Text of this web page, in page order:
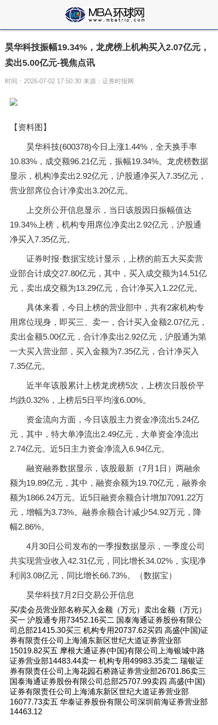
昊华科技振幅19.34%，龙虎榜上机构买入2.07亿元，
卖出5.00亿元-视焦点讯
时间：2026-07-02 17:50:30 来源：证券时报网
【资料图】
昊华科技(600378)今日上涨1.44%，全天换手率
10.83%，成交额96.21亿元，振幅19.34%。龙虎榜数据
显示，机构净卖出2.92亿元，沪股通净买入7.35亿元，
营业部席位合计净卖出3.20亿元。
上交所公开信息显示，当日该股因日振幅值达
19.34%上榜，机构专用席位净卖出2.92亿元，沪股通
净买入7.35亿元。
证券时报·数据宝统计显示，上榜的前五大买卖营
业部合计成交27.80亿元，其中，买入成交额为14.51亿
元，卖出成交额为13.29亿元，合计净买入1.22亿元。
具体来看，今日上榜的营业部中，共有2家机构专
用席位现身，即买三、卖一，合计买入金额2.07亿元，
卖出金额5.00亿元，合计净卖出2.92亿元，沪股通为第
一大买入营业部，买入金额为7.35亿元，合计净买入
7.35亿元。
近半年该股累计上榜龙虎榜5次，上榜次日股价平
均跌0.32%，上榜后5日平均涨6.00%。
资金流向方面，今日该股主力资金净流出5.24亿
元，其中，特大单净流出2.49亿元，大单资金净流出
2.74亿元。近5日主力资金净流入6.94亿元。
融资融券数据显示，该股最新（7月1日）两融余
额为19.89亿元，其中，融资余额为19.70亿元，融券余
额为1866.24万元。近5日融资余额合计增加7091.22万
元，增幅为3.73%。融券余额合计减少54.92万元，降
幅2.86%。
4月30日公司发布的一季报数据显示，一季度公司
共实现营业收入42.31亿元，同比增长34.02%，实现净
利润3.08亿元，同比增长66.73%。（数据宝）
昊华科技7月2日交易公开信息
买/卖会员营业部名称买入金额（万元）卖出金额（万元）
买一 沪股通专用73452.16买二 国泰海通证券股份有限公
司总部21415.30买三 机构专用20737.62买四 高盛(中国)证
券有限责任公司上海浦东新区世纪大道证券营业部
15019.82买五 摩根大通证券(中国)有限公司上海银城中路
证券营业部14483.44卖一 机构专用49983.35卖二 瑞银证
券有限责任公司上海花园石桥路证券营业部26701.86卖三
国泰海通证券股份有限公司总部25707.99卖四 高盛(中国)
证券有限责任公司上海浦东新区世纪大道证券营业部
16077.73卖五 华泰证券股份有限公司深圳前海证券营业部
14463.12